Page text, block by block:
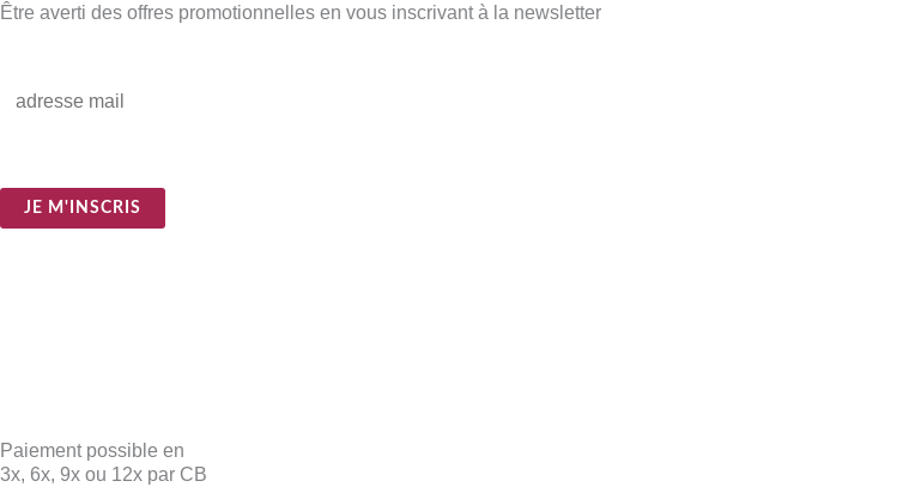
Être averti des offres promotionnelles en vous inscrivant à la newsletter
i
l
JE M'INSCRIS
Paiement possible en
3x, 6x, 9x ou 12x par CB